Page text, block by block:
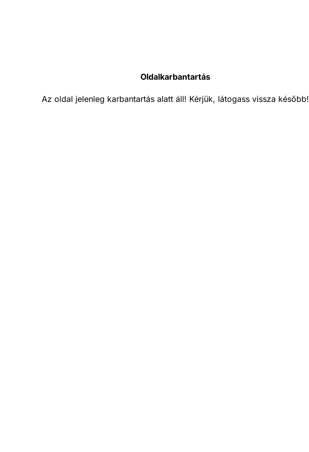
Oldalkarbantartás
Az oldal jelenleg karbantartás alatt áll! Kérjük, látogass vissza később!